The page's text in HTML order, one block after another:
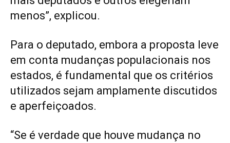
menos”, explicou.
Para o deputado, embora a proposta leve
em conta mudanças populacionais nos
estados, é fundamental que os critérios
utilizados sejam amplamente discutidos
e aperfeiçoados.
“Se é verdade que houve mudança no